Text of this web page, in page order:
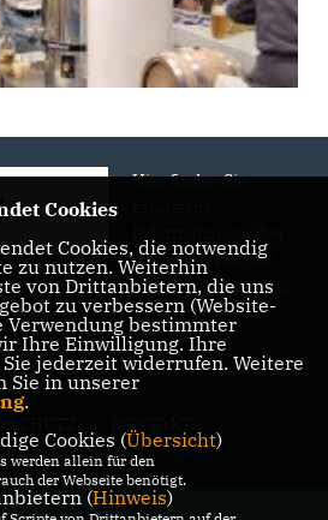
Hier finden Sie
uns, unsere Arbeit
und Engagement vor
Bad
Cookies
Cookies, die notwendig
zu nutzen. Weiterhin
von Drittanbietern, die uns
zu verbessern (Website-
Verwendung bestimmter
Ihre Einwilligung. Ihre
jederzeit widerrufen. Weitere
Sie in unserer
.
Cookies (Übersicht)
werden allein für den
der Webseite benötigt.
(Hinweis)